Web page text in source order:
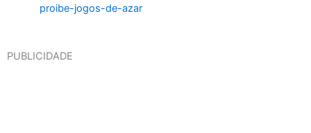
PUBLICIDADE